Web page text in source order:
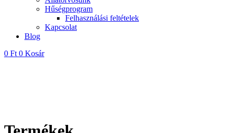
Hűségprogram
Felhasználási feltételek
Kapcsolat
Blog
0 Ft 0 Kosár